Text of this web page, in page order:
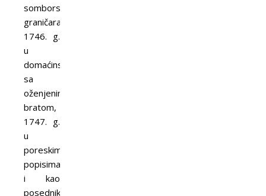
somborskih
graničara,
1746. g.
u
domaćinstvu
sa
oženjenim
bratom,
1747. g.
u
poreskim
popisima
i kao
posednik